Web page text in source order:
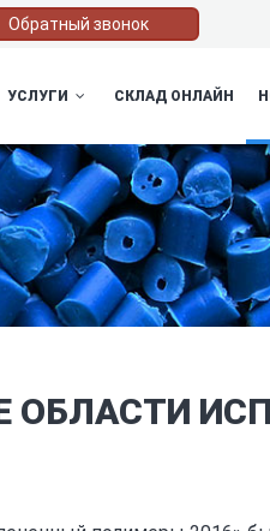
Обратный звонок
УСЛУГИ СКЛАД ОНЛАЙН